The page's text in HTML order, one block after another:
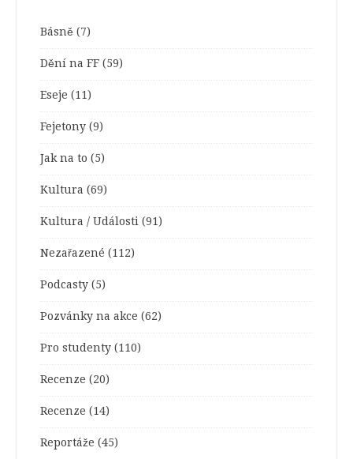
Básně (7)
Dění na FF (59)
Eseje (11)
Fejetony (9)
Jak na to (5)
Kultura (69)
Kultura / Události (91)
Nezařazené (112)
Podcasty (5)
Pozvánky na akce (62)
Pro studenty (110)
Recenze (20)
Recenze (14)
Reportáže (45)